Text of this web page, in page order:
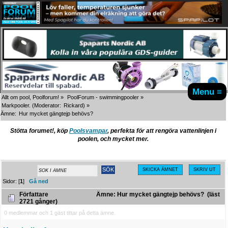
Menu ≡
Allt om pool, Poolforum! » PoolForum - swimmingpooler »
Markpooler. (Moderator: Rickard) »
Ämne: Hur mycket gängtejp behövs?
Stötta forumet!, köp Poolsvampar, perfekta för att rengöra vattenlinjen i
poolen, och mycket mer.
SKICKA ÄMNET SKRIV UT
Sidor: [1]Gå ned
Författare
Ämne: Hur mycket gängtejp behövs? (läst
2721 gånger)
0 medlemmar och 1 gäst tittar på detta ämne.